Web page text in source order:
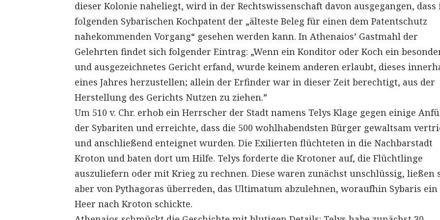
dieser Kolonie naheliegt, wird in der Rechtswissenschaft davon ausgegangen, dass
folgenden Sybarischen Kochpatent der „älteste Beleg für einen dem Patentschutz
nahekommenden Vorgang“ gesehen werden kann. In Athenaios’ Gastmahl der
Gelehrten findet sich folgender Eintrag: „Wenn ein Konditor oder Koch ein
und ausgezeichnetes Gericht erfand, wurde keinem anderen erlaubt, dieses
eines Jahres herzustellen; allein der Erfinder war in dieser Zeit berechtigt, aus der
Herstellung des Gerichts Nutzen zu ziehen.”
Um 510 v. Chr. erhob ein Herrscher der Stadt namens Telys Klage gegen einige
der Sybariten und erreichte, dass die 500 wohlhabendsten Bürger gewaltsam
und anschließend enteignet wurden. Die Exilierten flüchteten in die Nachbarstadt
Kroton und baten dort um Hilfe. Telys forderte die Krotoner auf, die Flüchtlinge
auszuliefern oder mit Krieg zu rechnen. Diese waren zunächst unschlüssig, ließen
aber von Pythagoras überreden, das Ultimatum abzulehnen, woraufhin Sybaris ein
Heer nach Kroton schickte.